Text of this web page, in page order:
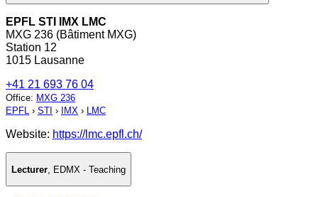
EPFL STI IMX LMC
MXG 236 (Bâtiment MXG)
Station 12
1015 Lausanne
+41 21 693 76 04
Office: MXG 236
EPFL › STI › IMX › LMC
Website: https://lmc.epfl.ch/
Lecturer EDMX - Teaching